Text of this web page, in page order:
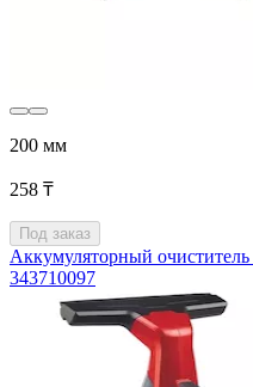
200 мм
258 ₸
Под заказ
Аккумуляторный
343710097